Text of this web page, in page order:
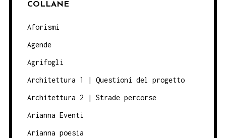
COLLANE
Aforismi
Agende
Agrifogli
Architettura 1 | Questioni del progetto
Architettura 2 | Strade percorse
Arianna Eventi
Arianna poesia